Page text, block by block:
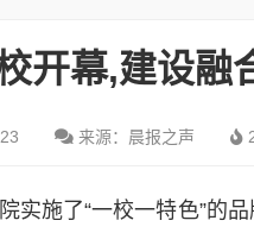
开幕,建设融
来源：晨报之声
实施了“一校一特色”的